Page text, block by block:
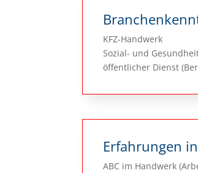
KFZ-Handwerk
Sozial- und
öffentlicher Dienst
Erfahrungen
ABC im Handwerk